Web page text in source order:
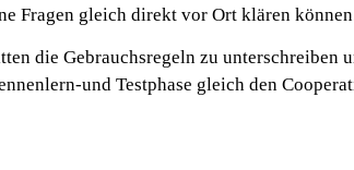
Fragen gleich direkt vor Ort klären
die Gebrauchsregeln zu unterschreiben
und Testphase gleich den